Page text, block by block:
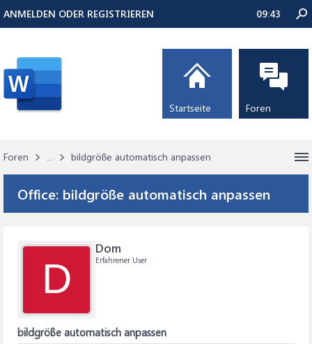
Foren ... bildgröße automatisch anpassen
Office: bildgröße automatisch anpassen
D
Dom
Erfahrener User
bildgröße automatisch anpassen
ANMELDEN ODER REGISTRIEREN 09:43
Startseite Foren